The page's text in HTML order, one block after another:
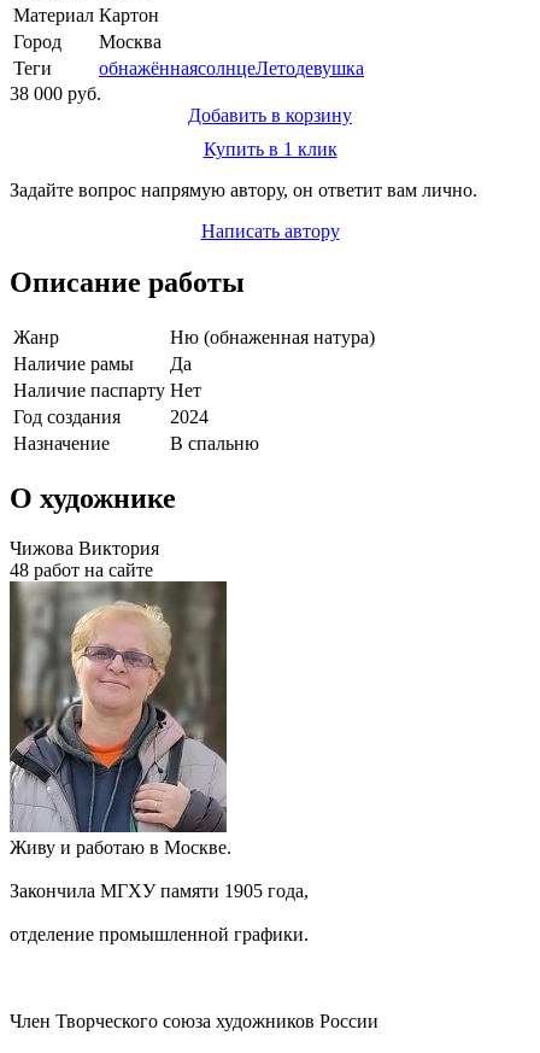
Материал Картон
Город
Москва
Теги
обнажённаясолнцеЛетодевушка
38 000 руб.
Добавить в корзину
Купить в 1 клик
Задайте вопрос напрямую автору, он ответит вам лично.
Написать автору
Описание работы
Жанр
Ню (обнаженная натура)
Наличие рамы
Да
Наличие паспарту Нет
Год создания
2024
Назначение
В спальню
О художнике
Чижова Виктория
48 работ на сайте
Живу и работаю в Москве.
Закончила МГХУ памяти 1905 года,
отделение промышленной графики.
Член Творческого союза художников России